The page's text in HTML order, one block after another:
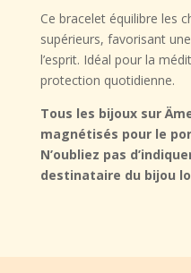
Ce bracelet équilibre les
supérieurs, favorisant une
l’esprit. Idéal pour la
protection quotidienne.
Tous les bijoux sur
magnétisés pour le
N’oubliez pas
destinataire du bijou